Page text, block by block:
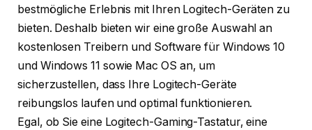
bestmögliche Erlebnis mit Ihren Logitech-Geräten zu
bieten. Deshalb bieten wir eine große Auswahl an
kostenlosen Treibern und Software für Windows 10
und Windows 11 sowie Mac OS an, um
sicherzustellen, dass Ihre Logitech-Geräte
reibungslos laufen und optimal funktionieren.
Egal, ob Sie eine Logitech-Gaming-Tastatur, eine